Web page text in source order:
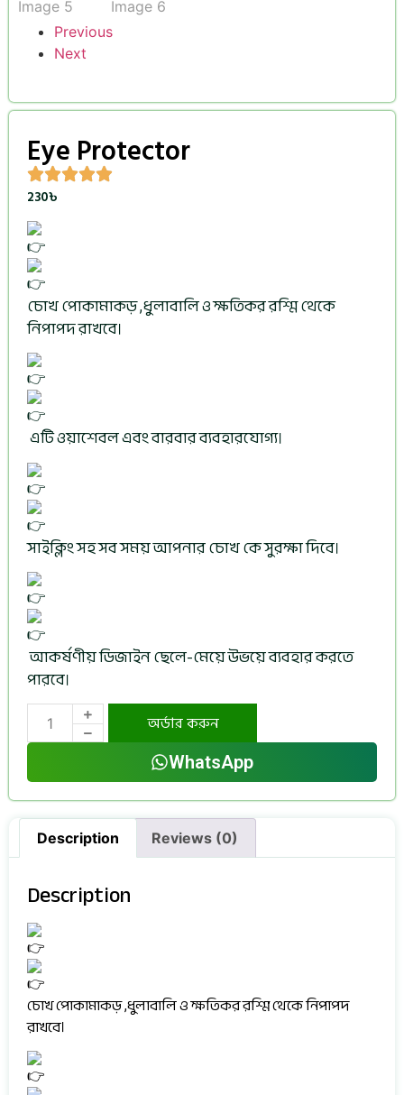
Previous
Next
Eye Protector
230৳
চোখপোকামাকড় ,ধুলাবালি ও ক্ষতিকর রশ্মি থেকে
নিপাপদ রাখবে।
এটি ওয়াশেবল এবং বারবার ব্যবহারযোগ্য।
সাইক্লিং সহ সব সময় আপনার চোখ কে সুরক্ষা দিবে।
আকর্ষণীয় ডিজাইন ছেলে-মেয়ে উভয়ে ব্যবহার করতে
পারবে।
অর্ডার করুন
WhatsApp
Description Reviews (0)
Description
চোখপোকামাকড় ,ধুলাবালি ও ক্ষতিকর রশ্মি থেকে নিপাপদ
রাখবে।